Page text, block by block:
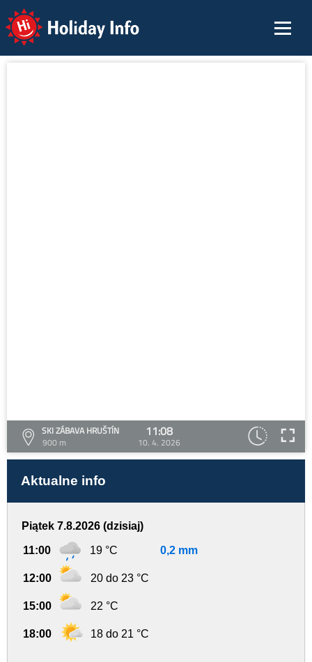
Holiday Info
SKI ZÁBAVA HRUŠTÍN
900 m
11:08
10. 4. 2026
Aktualne info
Piątek 7.8.2026 (dzisiaj)
11:00 19 °C 0,2 mm
12:00 20 do 23 °C
15:00 22 °C
18:00 18 do 21 °C